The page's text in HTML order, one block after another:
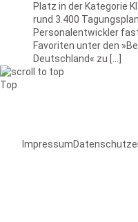
Platz in der Kategorie
rund 3.400
Personalentwickler
Favoriten unter den
Deutschland« zu […]
Top
Impressum